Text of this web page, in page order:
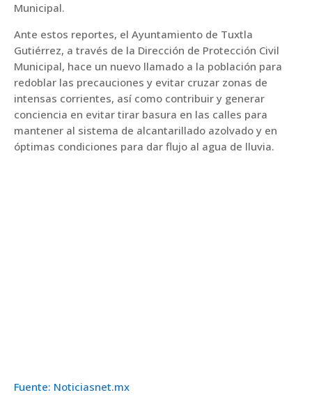
Municipal.
Ante estos reportes, el Ayuntamiento de Tuxtla
Gutiérrez, a través de la Dirección de Protección Civil
Municipal, hace un nuevo llamado a la población para
redoblar las precauciones y evitar cruzar zonas de
intensas corrientes, así como contribuir y generar
conciencia en evitar tirar basura en las calles para
mantener al sistema de alcantarillado azolvado y en
óptimas condiciones para dar flujo al agua de lluvia.
Fuente: Noticiasnet.mx